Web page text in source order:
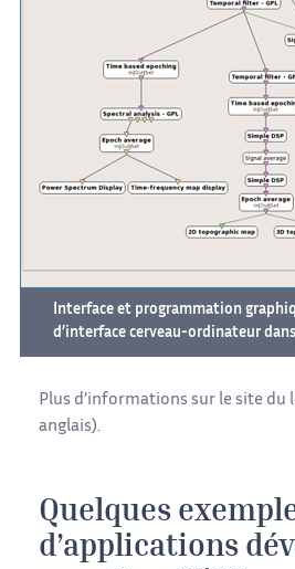
Interface et programmation
d’interface cerveau-ordinateur
Plus d’informations sur le site du
anglais).
Quelques
d’applications